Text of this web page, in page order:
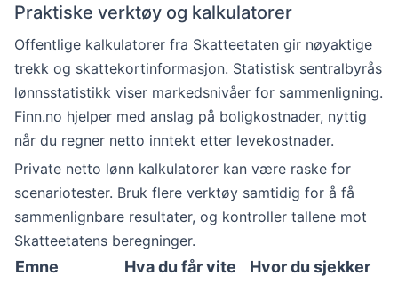
Praktiske verktøy og kalkulatorer
Offentlige kalkulatorer fra Skatteetaten gir nøyaktige
trekk og skattekortinformasjon. Statistisk sentralbyrås
lønnsstatistikk viser markedsnivåer for sammenligning.
Finn.no hjelper med anslag på boligkostnader, nyttig
når du regner netto inntekt etter levekostnader.
Private netto lønn kalkulatorer kan være raske for
scenariotester. Bruk flere verktøy samtidig for å få
sammenlignbare resultater, og kontroller tallene mot
Skatteetatens beregninger.
Emne Hva du får vite Hvor du sjekker